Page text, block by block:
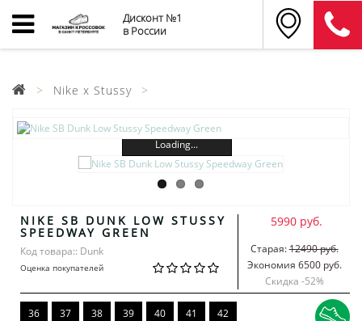
Дисконт №1
в России
Nike x Stussy
Loading...
NIKE SB DUNK LOW STUSSY
SPEEDWAY GREEN
Код товара:: Dunk
Оценка покупателей
5990 руб.
Старая:12490 руб.
Экономия 6500 руб.
Скидка -52%
36 37 38 39 40 41 42